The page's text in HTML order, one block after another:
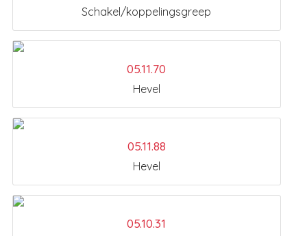
Schakel/koppelingsgreep
05.11.70
Hevel
05.11.88
Hevel
05.10.31